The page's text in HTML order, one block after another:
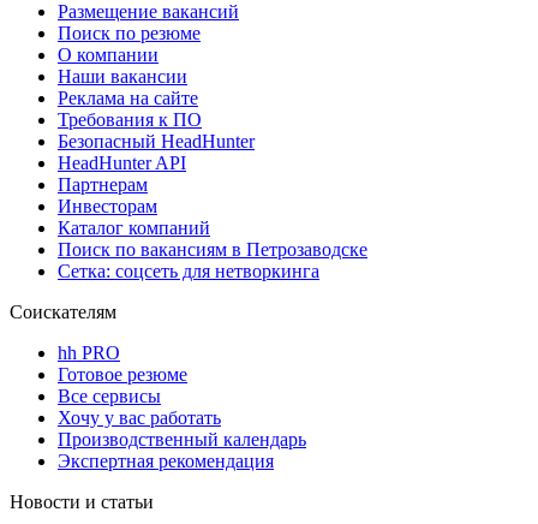
Размещение вакансий
Поиск по резюме
О компании
Наши вакансии
Реклама на сайте
Требования к ПО
Безопасный HeadHunter
HeadHunter API
Партнерам
Инвесторам
Каталог компаний
Поиск по вакансиям в Петрозаводске
Сетка: соцсеть для нетворкинга
Соискателям
hh PRO
Готовое резюме
Все сервисы
Хочу у вас работать
Производственный календарь
Экспертная рекомендация
Новости и статьи